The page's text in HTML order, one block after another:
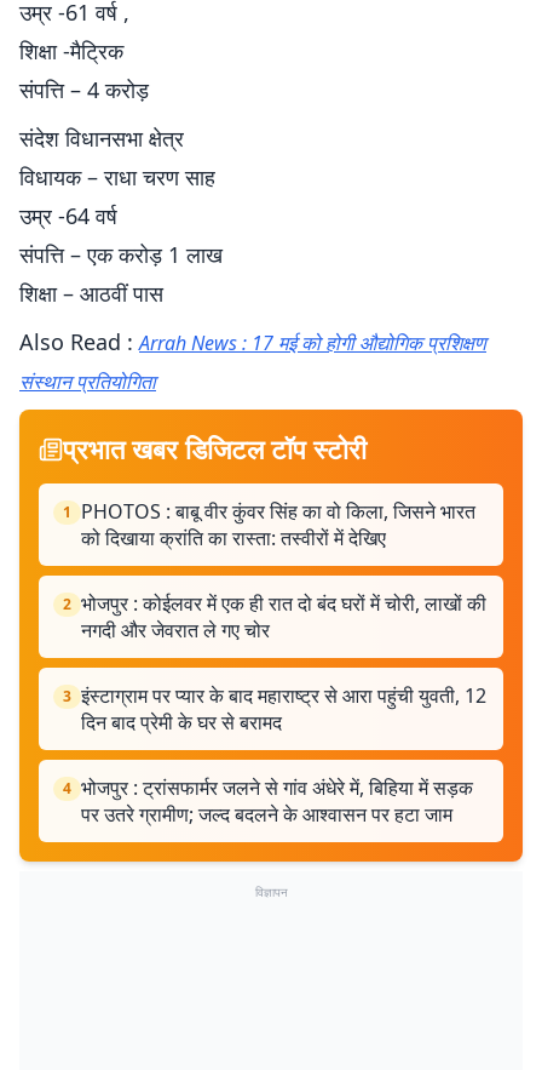
उम्र -61 वर्ष ,
शिक्षा -मैट्रिक
संपत्ति – 4 करोड़
संदेश विधानसभा क्षेत्र
विधायक – राधा चरण साह
उम्र -64 वर्ष
संपत्ति – एक करोड़ 1 लाख
शिक्षा – आठवीं पास
Also Read :Arrah News : 17 मई को होगी औद्योगिक प्रशिक्षण
संस्थान प्रतियोगिता
प्रभात खबर डिजिटल टॉप स्टोरी
1
PHOTOS : बाबू वीर कुंवर सिंह का वो किला, जिसने भारत
को दिखाया क्रांति का रास्ता: तस्वीरों में देखिए
2 भोजपुर : कोईलवर में एक ही रात दो बंद घरों में चोरी, लाखों की
नगदी और जेवरात ले गए चोर
3 इंस्टाग्राम पर प्यार के बाद महाराष्ट्र से आरा पहुंची युवती, 12
दिन बाद प्रेमी के घर से बरामद
4 भोजपुर : ट्रांसफार्मर जलने से गांव अंधेरे में, बिहिया में सड़क
पर उतरे ग्रामीण; जल्द बदलने के आश्वासन पर हटा जाम
विज्ञापन